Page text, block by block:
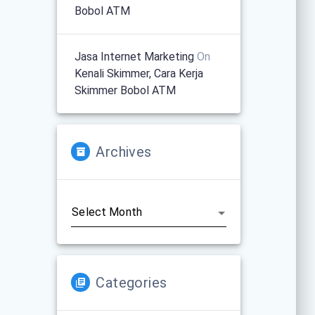
Bobol ATM
Jasa Internet Marketing On
Kenali Skimmer, Cara Kerja
Skimmer Bobol ATM
Archives
Categories